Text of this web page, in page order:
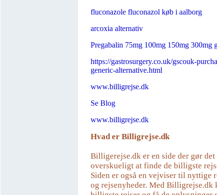
fluconazole fluconazol køb i aalborg
arcoxia alternativ
Pregabalin 75mg 100mg 150mg 300mg
https://gastrosurgery.co.uk/gscouk-
generic-alternative.html
www.billigrejse.dk
Se Blog
www.billigrejse.dk
Hvad er Billigrejse.dk
Billigerejse.dk er en side der gør det
overskueligt at finde de billigste
Siden er også en vejviser til nyttige
og rejsenyheder. Med Billigrejse.dk